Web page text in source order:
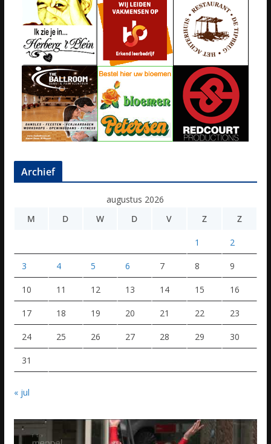
Archief
augustus 2026
M
D W D V Z Z
1 2
3 4 5 6 7 8 9
10 11 12 13 14 15 16
17 18 19 20 21 22 23
24 25 26 27 28 29 30
31
« jul